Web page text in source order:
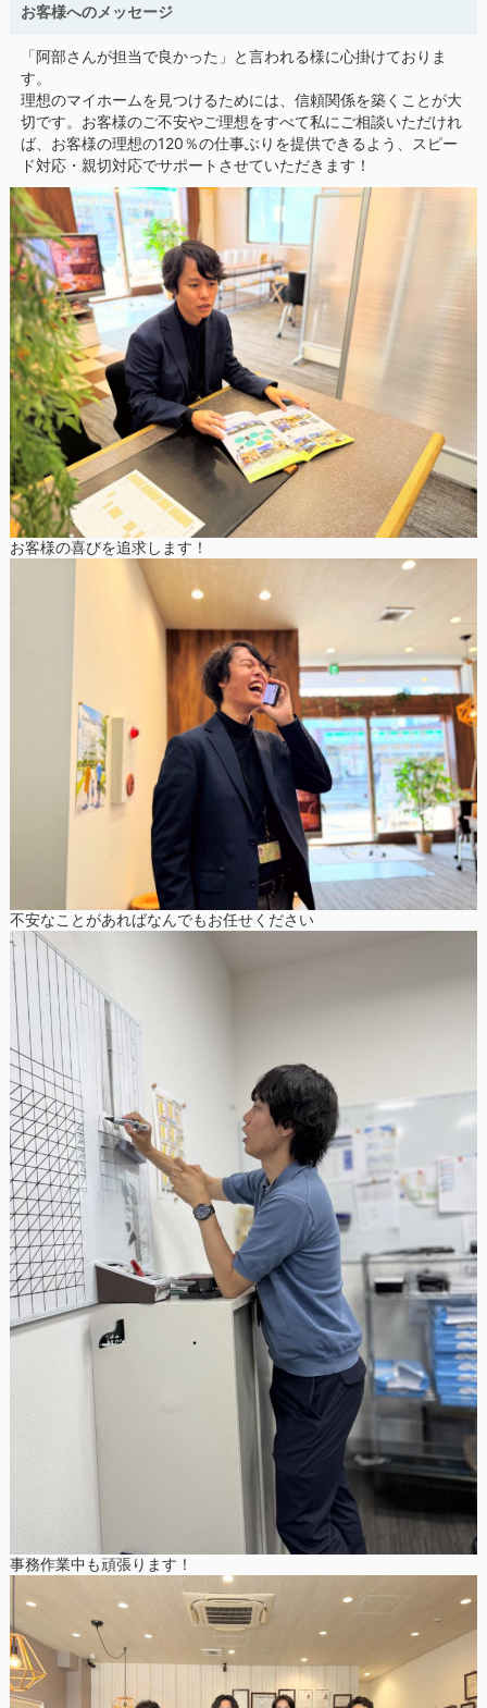
お客様へのメッセージ
「阿部さんが担当で良かった」と言われる様に心掛けておりま
す。
理想のマイホームを見つけるためには、信頼関係を築くことが大
切です。お客様のご不安やご理想をすべて私にご相談いただけれ
ば、お客様の理想の120％の仕事ぶりを提供できるよう、スピー
ド対応・親切対応でサポートさせていただきます！
お客様の喜びを追求します！
不安なことがあればなんでもお任せください
事務作業中も頑張ります！